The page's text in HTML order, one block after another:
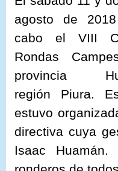
agosto de
cabo el VIII
Rondas
provincia
región Piura.
estuvo
directiva cuya
Isaac